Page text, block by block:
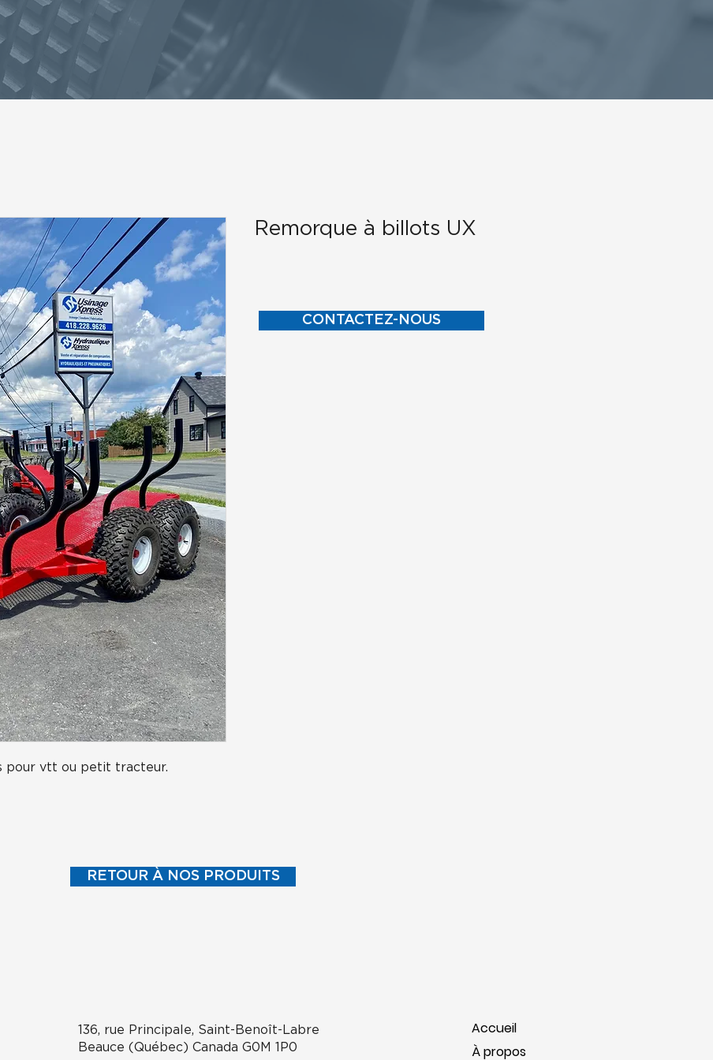
pour vtt ou petit tracteur.
Remorque à billots UX
CONTACTEZ-NOUS
RETOUR À NOS PRODUITS
136, rue Principale, Saint-Benoît-Labre
Beauce (Québec) Canada G0M 1P0
Accueil
À propos